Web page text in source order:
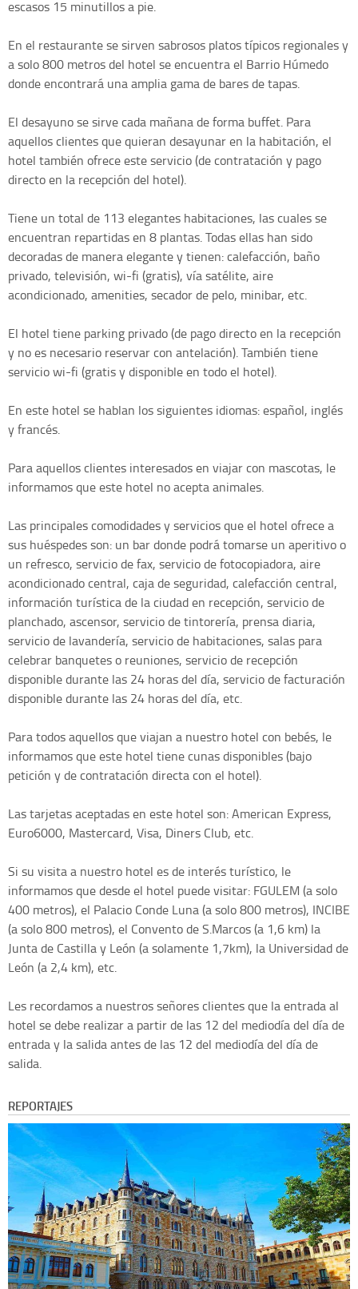
escasos 15 minutillos a pie.
En el restaurante se sirven sabrosos platos típicos regionales y
a solo 800 metros del hotel se encuentra el Barrio Húmedo
donde encontrará una amplia gama de bares de tapas.
El desayuno se sirve cada mañana de forma buffet. Para
aquellos clientes que quieran desayunar en la habitación, el
hotel también ofrece este servicio (de contratación y pago
directo en la recepción del hotel).
Tiene un total de 113 elegantes habitaciones, las cuales se
encuentran repartidas en 8 plantas. Todas ellas han sido
decoradas de manera elegante y tienen: calefacción, baño
privado, televisión, wi-fi (gratis), vía satélite, aire
acondicionado, amenities, secador de pelo, minibar, etc.
El hotel tiene parking privado (de pago directo en la recepción
y no es necesario reservar con antelación). También tiene
servicio wi-fi (gratis y disponible en todo el hotel).
En este hotel se hablan los siguientes idiomas: español, inglés
y francés.
Para aquellos clientes interesados en viajar con mascotas, le
informamos que este hotel no acepta animales.
Las principales comodidades y servicios que el hotel ofrece a
sus huéspedes son: un bar donde podrá tomarse un aperitivo o
un refresco, servicio de fax, servicio de fotocopiadora, aire
acondicionado central, caja de seguridad, calefacción central,
información turística de la ciudad en recepción, servicio de
planchado, ascensor, servicio de tintorería, prensa diaria,
servicio de lavandería, servicio de habitaciones, salas para
celebrar banquetes o reuniones, servicio de recepción
disponible durante las 24 horas del día, servicio de facturación
disponible durante las 24 horas del día, etc.
Para todos aquellos que viajan a nuestro hotel con bebés, le
informamos que este hotel tiene cunas disponibles (bajo
petición y de contratación directa con el hotel).
Las tarjetas aceptadas en este hotel son: American Express,
Euro6000, Mastercard, Visa, Diners Club, etc.
Si su visita a nuestro hotel es de interés turístico, le
informamos que desde el hotel puede visitar: FGULEM (a solo
400 metros), el Palacio Conde Luna (a solo 800 metros), INCIBE
(a solo 800 metros), el Convento de S.Marcos (a 1,6 km) la
Junta de Castilla y León (a solamente 1,7km), la Universidad de
León (a 2,4 km), etc.
Les recordamos a nuestros señores clientes que la entrada al
hotel se debe realizar a partir de las 12 del mediodía del día de
entrada y la salida antes de las 12 del mediodía del día de
salida.
REPORTAJES